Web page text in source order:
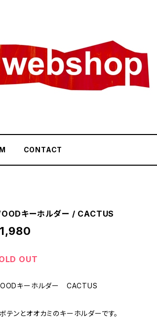
CONTACT
キーホルダー / CACTUS
OUT
キーホルダー CACTUS
テンとオオカミのキーホルダーです。